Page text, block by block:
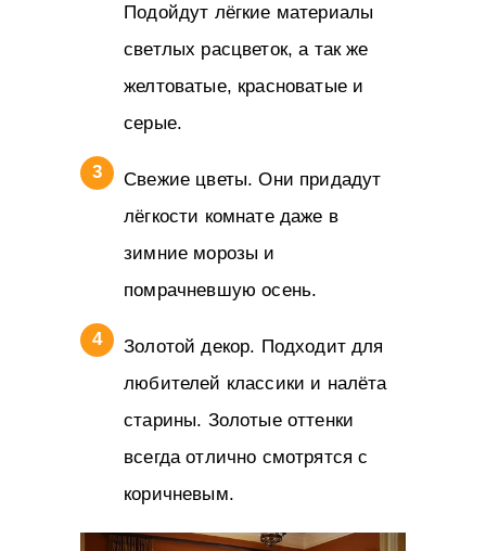
Подойдут лёгкие материалы
светлых расцветок, а так же
желтоватые, красноватые и
серые.
Свежие цветы. Они придадут
лёгкости комнате даже в
зимние морозы и
помрачневшую осень.
Золотой декор. Подходит для
любителей классики и налёта
старины. Золотые оттенки
всегда отлично смотрятся с
коричневым.